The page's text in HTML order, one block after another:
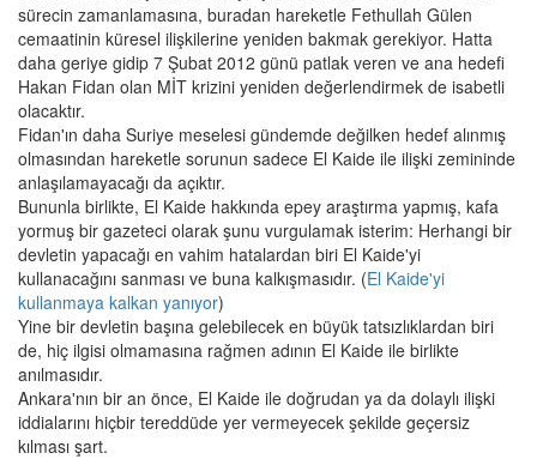
sürecin zamanlamasına, buradan hareketle Fethullah Gülen
cemaatinin küresel ilişkilerine yeniden bakmak gerekiyor. Hatta
daha geriye gidip 7 Şubat 2012 günü patlak veren ve ana hedefi
Hakan Fidan olan MİT krizini yeniden değerlendirmek de isabetli
olacaktır.
Fidan'ın daha Suriye meselesi gündemde değilken hedef alınmış
olmasından hareketle sorunun sadece El Kaide ile ilişki zemininde
anlaşılamayacağı da açıktır.
Bununla birlikte, El Kaide hakkında epey araştırma yapmış, kafa
yormuş bir gazeteci olarak şunu vurgulamak isterim: Herhangi bir
devletin yapacağı en vahim hatalardan biri El Kaide'yi
kullanacağını sanması ve buna kalkışmasıdır. (El Kaide'yi
kullanmaya kalkan yanıyor)
Yine bir devletin başına gelebilecek en büyük tatsızlıklardan biri
de, hiç ilgisi olmamasına rağmen adının El Kaide ile birlikte
anılmasıdır.
Ankara'nın bir an önce, El Kaide ile doğrudan ya da dolaylı ilişki
iddialarını hiçbir tereddüde yer vermeyecek şekilde geçersiz
kılması şart.